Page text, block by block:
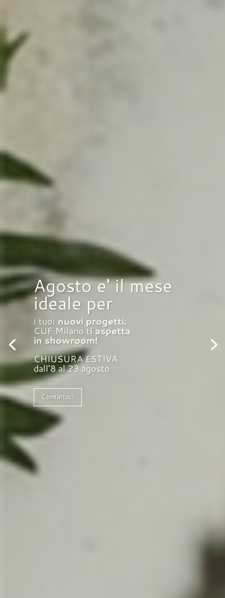
Agosto e' il mese
ideale per
i tuoi nuovi progetti.
CUF Milano ti aspetta
in showroom!
CHIUSURA ESTIVA
dall’8 al 23 agosto
Contattaci